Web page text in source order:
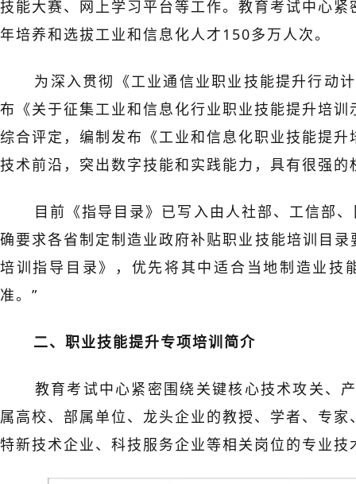
技能大赛、网上学习平台等工作。教育考试中心
年培养和选拔工业和信息化人才150多万人次。
为深入贯彻《工业通信业职业技能提升行动
布《关于征集工业和信息化行业职业技能提升培
综合评定，编制发布《工业和信息化职业技能提
技术前沿，突出数字技能和实践能力，具有很强
目前《指导目录》已写入由人社部、工信部
确要求各省制定制造业政府补贴职业技能培训目
培训指导目录》，优先将其中适合当地制造业
准。”
二、职业技能提升专项培训简介
教育考试中心紧密围绕关键核心技术攻关、
属高校、部属单位、龙头企业的教授、学者、专
特新技术企业、科技服务企业等相关岗位的专业